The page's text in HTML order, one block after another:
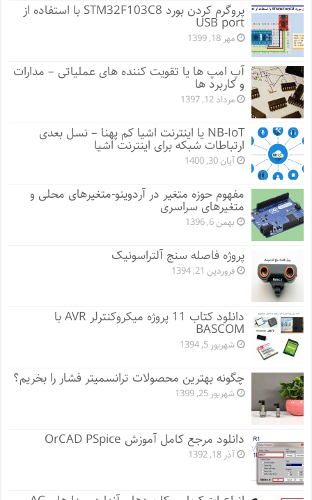
پروگرم کردن بورد STM32F103C8 با استفاده از
USB port
مهر 18, 1399
آپ امپ ها یا تقویت کننده های عملیاتی – مدارات
و کاربرد ها
مرداد 12, 1397
NB-IoT یا اینترنت اشیا کم پهنا – نسل بعدی
ارتباطات شبکه برای اینترنت اشیا
آبان 30, 1400
مفهوم حوزه متغیر در آردوینو-متغیرهای محلی و
متغیرهای سراسری
بهمن 6, 1396
پروژه فاصله سنج آلتراسونیک
فروردین 21, 1394
دانلود کتاب 11 پروژه میکروکنترلر AVR با
BASCOM
شهریور 5, 1394
چگونه بهترین محصولات ترانسمیتر فشار را بخریم؟
شهریور 25, 1399
دانلود مرجع کامل آموزش OrCAD PSpice
آذر 18, 1392